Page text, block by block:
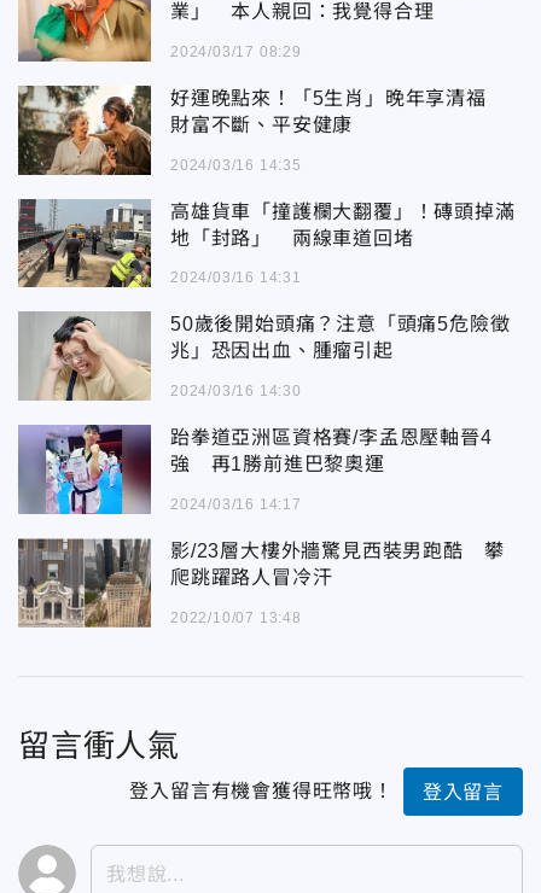
業」 本人親回：我覺得合理
2024/03/17 08:29
好運晚點來！「5生肖」晚年享清福
財富不斷、平安健康
2024/03/16 14:35
高雄貨車「撞護欄大翻覆」！磚頭掉滿
地「封路」 兩線車道回堵
2024/03/16 14:31
50歲後開始頭痛？注意「頭痛5危險徵
兆」恐因出血、腫瘤引起
2024/03/16 14:30
跆拳道亞洲區資格賽/李孟恩壓軸晉4
強 再1勝前進巴黎奧運
2024/03/16 14:17
影/23層大樓外牆驚見西裝男跑酷 攀
爬跳躍路人冒冷汗
2022/10/07 13:48
留言衝人氣
登入留言有機會獲得旺幣哦！ 登入留言